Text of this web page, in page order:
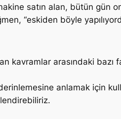
satın alan, bütün gün
“eskiden böyle
kavramlar arasındaki
anlamak için